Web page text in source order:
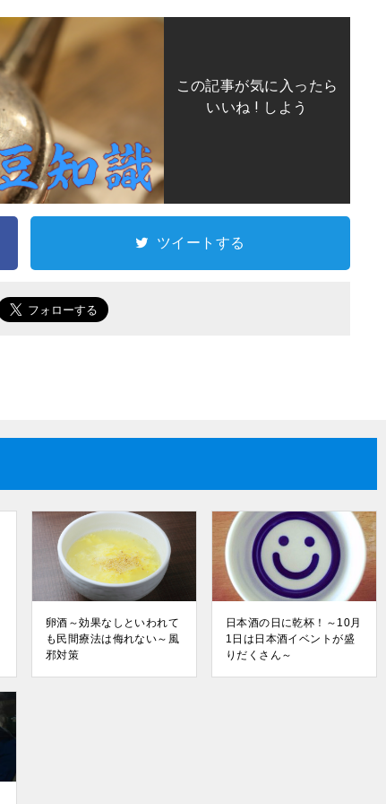
この記事が気に入ったら
いいね ! しよう
ツイートする
卵酒～効果なしといわれて
も民間療法は侮れない～風
邪対策
日本酒の日に乾杯！～10月
1日は日本酒イベントが盛
りだくさん～